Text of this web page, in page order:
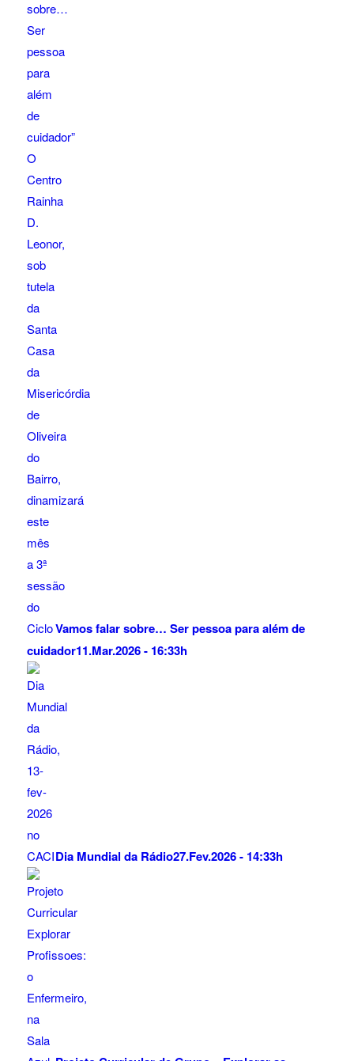
Vamos falar sobre… Ser pessoa para além de
cuidador11.Mar.2026 - 16:33h
Dia Mundial da Rádio27.Fev.2026 - 14:33h